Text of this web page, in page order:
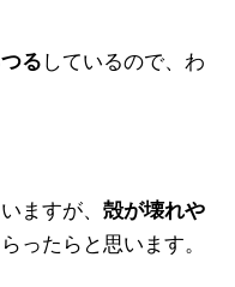
る しているので、わ
ますが、 殻が壊れや
ったらと思います。